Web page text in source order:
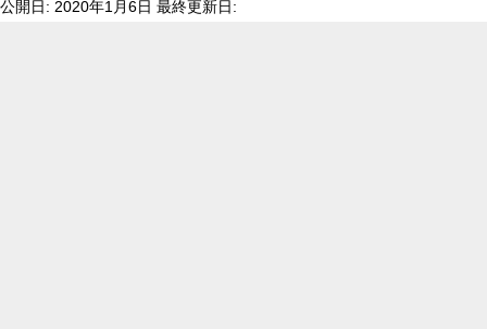
公開日: 2020年1月6日 最終更新日: